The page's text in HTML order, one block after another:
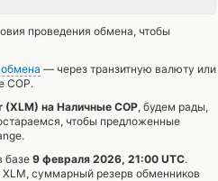
проведения обмена, чтобы
— через транзитную валюту или
COP.
(XLM) на Наличные COP, будем рады,
чтобы предложенные
базе 9 февраля 2026, 21:00 UTC.
XLM, суммарный резерв обменников